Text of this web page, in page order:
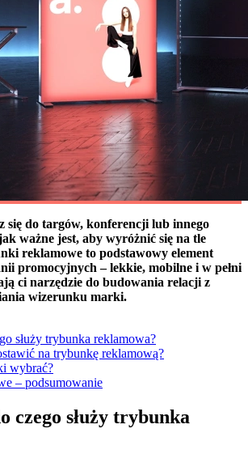
się do targów, konferencji lub innego
ważne jest, aby wyróżnić się na tle
reklamowe to podstawowy element
promocyjnych – lekkie, mobilne i w pełni
ci narzędzie do budowania relacji z
wizerunku marki.
służy trybunka reklamowa?
na trybunkę reklamową?
wybrać?
– podsumowanie
czego służy trybunka